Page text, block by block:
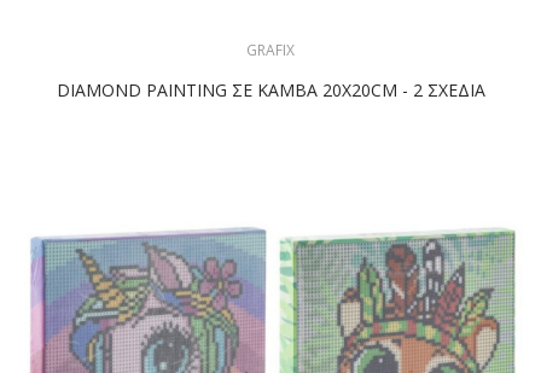
GRAFIX
DIAMOND PAINTING ΣΕ ΚΑΜΒΑ 20X20CM - 2 ΣΧΕΔΙΑ